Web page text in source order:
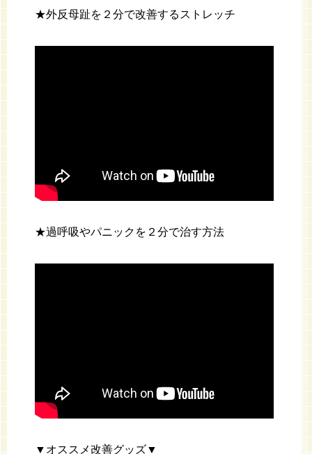
★外反母趾を２分で改善するストレッチ
★過呼吸やパニックを２分で治す方法
▼オススメ改善グッズ▼